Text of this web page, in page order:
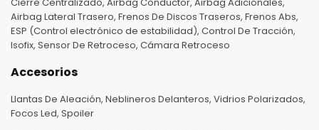
Airbag Lateral Trasero, Frenos De Discos Traseros, Frenos Abs,
ESP (Control electrónico de estabilidad), Control De Tracción,
Isofix, Sensor De Retroceso, Cámara Retroceso
Accesorios
Llantas De Aleación, Neblineros Delanteros, Vidrios Polarizados,
Focos Led, Spoiler